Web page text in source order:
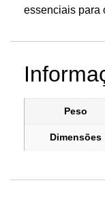
essenciais para
Peso
Dimensões